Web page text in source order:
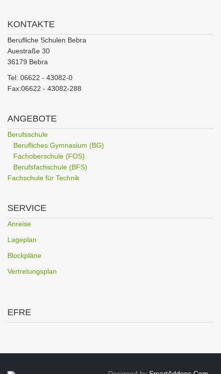
KONTAKTE
Berufliche Schulen Bebra
Auestraße 30
36179 Bebra
Tel: 06622 - 43082-0
Fax:06622 - 43082-288
ANGEBOTE
Berufsschule
Berufliches Gymnasium (BG)
Fachoberschule (FOS)
Berufsfachschule (BFS)
Fachschule für Technik
SERVICE
Anreise
Lageplan
Blockpläne
Vertretungsplan
EFRE